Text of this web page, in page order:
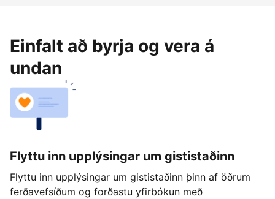
Einfalt að byrja og vera á
undan
Flyttu inn upplýsingar um gististaðinn
Flyttu inn upplýsingar um gististaðinn þinn af öðrum
ferðavefsíðum og forðastu yfirbókun með